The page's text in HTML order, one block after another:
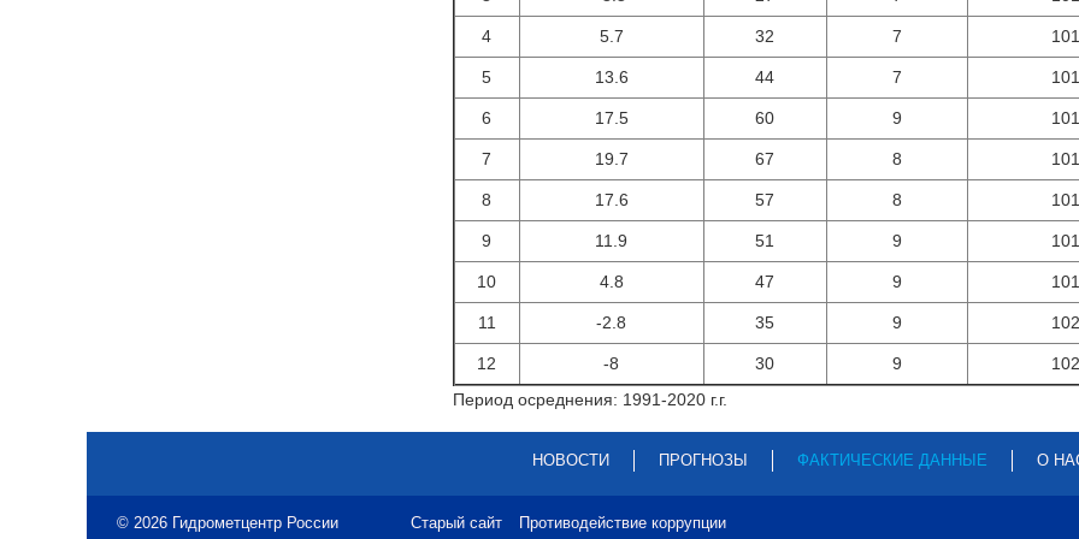
4 5.7 32 7
5 13.6 44 7
6 17.5 60 9
7 19.7 67 8
8 17.6 57 8
9 11.9 51 9
10 4.8 47 9
11 -2.8 35 9
12 -8 30 9
Период осреднения: 1991-2020 г.г.
НОВОСТИ ПРОГНОЗЫ ФАКТИЧЕСКИЕ ДАННЫЕ О
© 2026 Гидрометцентр России Старый сайт Противодействие коррупции